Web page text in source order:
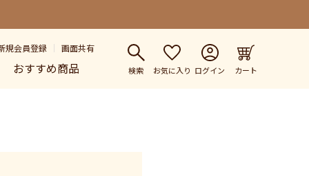
規会員登録 画面共有
おすすめ商品 検索 お気に入り ログイン カート